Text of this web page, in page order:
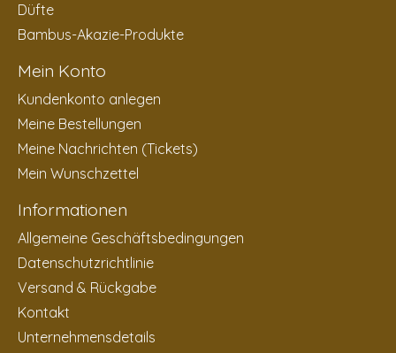
Düfte
Bambus-Akazie-Produkte
Mein Konto
Kundenkonto anlegen
Meine Bestellungen
Meine Nachrichten (Tickets)
Mein Wunschzettel
Informationen
Allgemeine Geschäftsbedingungen
Datenschutzrichtlinie
Versand & Rückgabe
Kontakt
Unternehmensdetails